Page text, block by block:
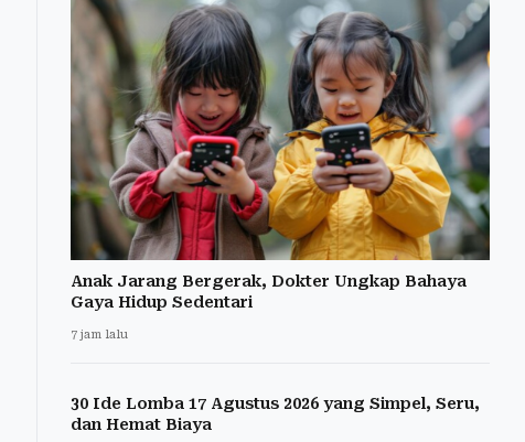
Anak Jarang Bergerak, Dokter Ungkap Bahaya
Gaya Hidup Sedentari
7 jam lalu
30 Ide Lomba 17 Agustus 2026 yang Simpel, Seru,
dan Hemat Biaya